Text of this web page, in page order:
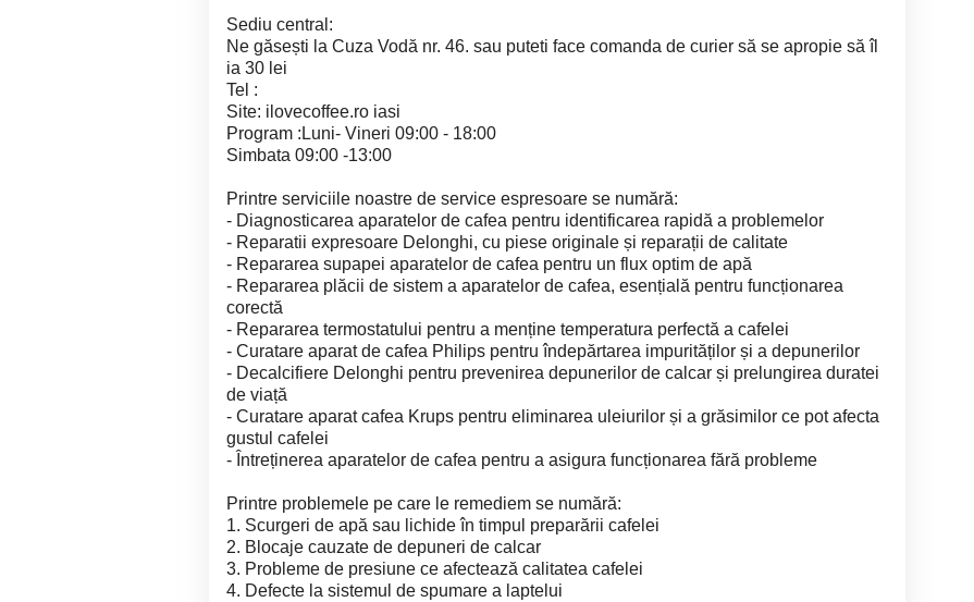
Sediu central:
Ne găsești la Cuza Vodă nr. 46. sau puteti face comanda de curier să se apropie să îl
ia 30 lei
Tel :
Site: ilovecoffee.ro iasi
Program :Luni- Vineri 09:00 - 18:00
Simbata 09:00 -13:00
Printre serviciile noastre de service espresoare se numără:
- Diagnosticarea aparatelor de cafea pentru identificarea rapidă a problemelor
- Reparatii expresoare Delonghi, cu piese originale și reparații de calitate
- Repararea supapei aparatelor de cafea pentru un flux optim de apă
- Repararea plăcii de sistem a aparatelor de cafea, esențială pentru funcționarea
corectă
- Repararea termostatului pentru a menține temperatura perfectă a cafelei
- Curatare aparat de cafea Philips pentru îndepărtarea impurităților și a depunerilor
- Decalcifiere Delonghi pentru prevenirea depunerilor de calcar și prelungirea duratei
de viață
- Curatare aparat cafea Krups pentru eliminarea uleiurilor și a grăsimilor ce pot afecta
gustul cafelei
- Întreținerea aparatelor de cafea pentru a asigura funcționarea fără probleme
Printre problemele pe care le remediem se numără:
1. Scurgeri de apă sau lichide în timpul preparării cafelei
2. Blocaje cauzate de depuneri de calcar
3. Probleme de presiune ce afectează calitatea cafelei
4. Defecte la sistemul de spumare a laptelui